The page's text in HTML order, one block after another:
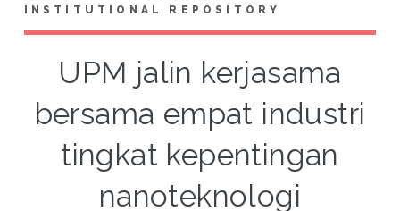
INSTITUTIONAL REPOSITORY
UPM jalin kerjasama
bersama empat industri
tingkat kepentingan
nanoteknologi